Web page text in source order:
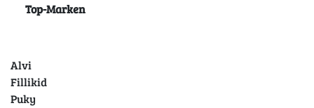
Top-Marken
Alvi
Fillikid
Puky